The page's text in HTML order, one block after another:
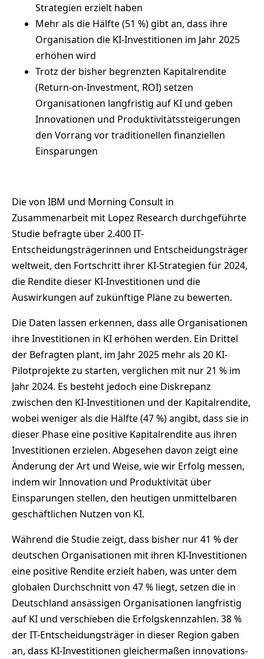
Strategien erzielt haben
Mehr als die Hälfte (51 %) gibt an, dass ihre
Organisation die KI-Investitionen im Jahr 2025
erhöhen wird
Trotz der bisher begrenzten Kapitalrendite
(Return-on-Investment, ROI) setzen
Organisationen langfristig auf KI und geben
Innovationen und Produktivitätssteigerungen
den Vorrang vor traditionellen finanziellen
Einsparungen
Die von IBM und Morning Consult in
Zusammenarbeit mit Lopez Research durchgeführte
Studie befragte über 2.400 IT-
Entscheidungsträgerinnen und Entscheidungsträger
weltweit, den Fortschritt ihrer KI-Strategien für 2024,
die Rendite dieser KI-Investitionen und die
Auswirkungen auf zukünftige Pläne zu bewerten.
Die Daten lassen erkennen, dass alle Organisationen
ihre Investitionen in KI erhöhen werden. Ein Drittel
der Befragten plant, im Jahr 2025 mehr als 20 KI-
Pilotprojekte zu starten, verglichen mit nur 21 % im
Jahr 2024. Es besteht jedoch eine Diskrepanz
zwischen den KI-Investitionen und der Kapitalrendite,
wobei weniger als die Hälfte (47 %) angibt, dass sie in
dieser Phase eine positive Kapitalrendite aus ihren
Investitionen erzielen. Abgesehen davon zeigt eine
Änderung der Art und Weise, wie wir Erfolg messen,
indem wir Innovation und Produktivität über
Einsparungen stellen, den heutigen unmittelbaren
geschäftlichen Nutzen von KI.
Während die Studie zeigt, dass bisher nur 41 % der
deutschen Organisationen mit ihren KI-Investitionen
eine positive Rendite erzielt haben, was unter dem
globalen Durchschnitt von 47 % liegt, setzen die in
Deutschland ansässigen Organisationen langfristig
auf KI und verschieben die Erfolgskennzahlen. 38 %
der IT-Entscheidungsträger in dieser Region gaben
an, dass KI-Investitionen gleichermaßen innovations-